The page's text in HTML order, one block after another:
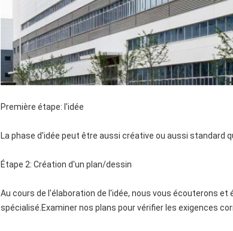
Première étape: l'idée
La phase d'idée peut être aussi créative ou aussi standard
Étape 2: Création d'un plan/dessin
Au cours de l'élaboration de l'idée, nous vous écouterons et
spécialisé.Examiner nos plans pour vérifier les exigences